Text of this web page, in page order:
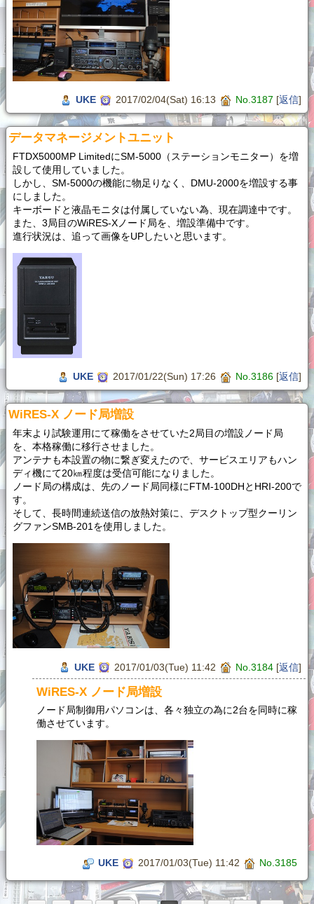
UKE 2017/02/04(Sat) 16:13 No.3187 [返信]
データマネージメントユニット
FTDX5000MP LimitedにSM-5000（ステーションモニター）を増
設して使用していました。
しかし、SM-5000の機能に物足りなく、DMU-2000を増設する事
にしました。
キーボードと液晶モニタは付属していない為、現在調達中です。
また、3局目のWiRES-Xノード局を、増設準備中です。
進行状況は、追って画像をUPしたいと思います。
UKE 2017/01/22(Sun) 17:26 No.3186 [返信]
WiRES-X ノード局増設
年末より試験運用にて稼働をさせていた2局目の増設ノード局
を、本格稼働に移行させました。
アンテナも本設置の物に繋ぎ変えたので、サービスエリアもハン
ディ機にて20㎞程度は受信可能になりました。
ノード局の構成は、先のノード局同様にFTM-100DHとHRI-200で
す。
そして、長時間連続送信の放熱対策に、デスクトップ型クーリン
グファンSMB-201を使用しました。
UKE 2017/01/03(Tue) 11:42 No.3184 [返信]
WiRES-X ノード局増設
ノード局制御用パソコンは、各々独立の為に2台を同時に稼
働させています。
UKE 2017/01/03(Tue) 11:42 No.3185